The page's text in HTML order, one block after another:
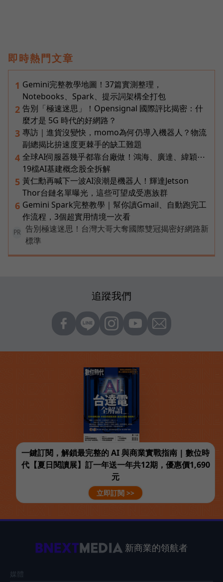
即時熱門文章
1 Gemini完整教學地圖！37篇實測整理，
Notebooks、Spark、提示詞架構全打包
2 告別「極速迷思」！Opensignal 國際評比揭密：什
麼才是 5G 時代的好網路？
3 專訪｜進貨沒變快，momo為何仍導入機器人？物流
副總揭比拚速度更棘手的缺工難題
4 全球AI伺服器幾乎都靠台廠做！鴻海、廣達、緯穎⋯
19檔AI基建概念股全拆解
5 黃仁勳再喊下一波AI浪潮是機器人！輝達Jetson
Thor台鏈名單曝光，這些可望成受惠族群
6 Gemini Spark完整教學｜幫你讀Gmail、自動跑完工
作流程，3個超實用情境一次看
PR
告別極速迷思！台灣大哥大奪國際雙冠揭密好網路新
標準
追蹤我們
一鍵訂閱，解鎖最完整的 AI 與商業實戰指南 | 數位時
代【夏日閱讀展】訂一年送一年共12期，優惠價1,690
元
立即訂閱 >>
新商業的領航者
媒體